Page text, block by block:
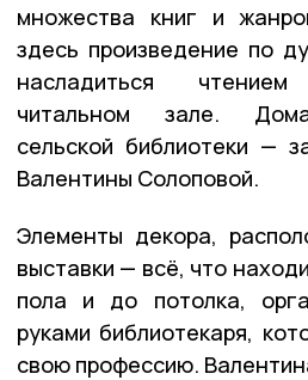
множества книг и
здесь произведение по
насладиться
читальном зале.
сельской библиотеки —
Валентины Солоповой.
Элементы декора,
выставки — всё, что
пола и до потолка,
руками библиотекаря,
свою профессию.